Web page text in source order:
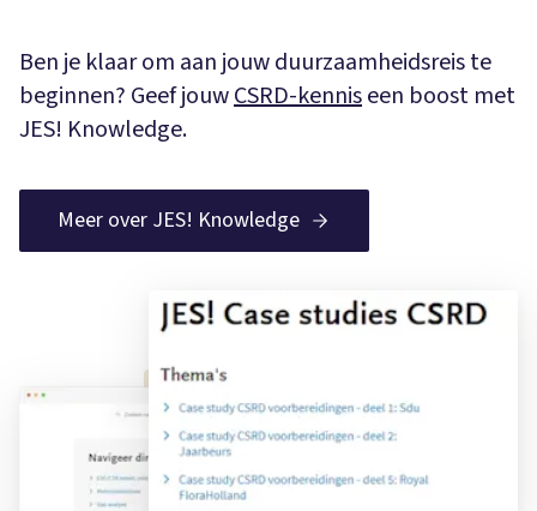
Ben je klaar om aan jouw duurzaamheidsreis te
beginnen? Geef jouwCSRD-kenniseen boost met
JES! Knowledge.
Meer over JES! Knowledge